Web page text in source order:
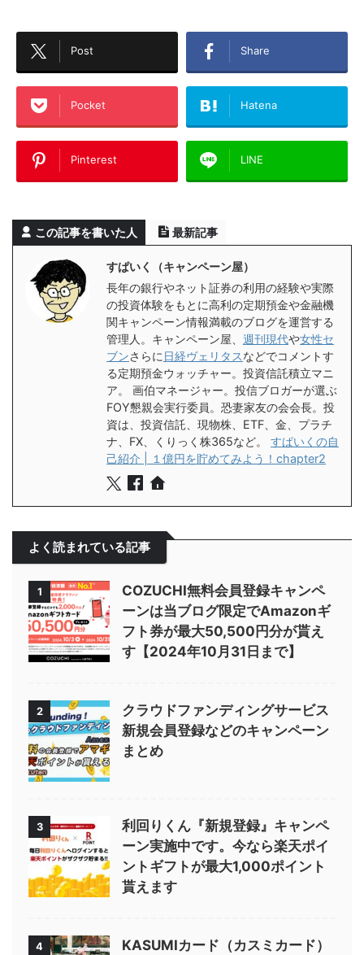
Post Share
Pocket Hatena
Pinterest LINE
この記事を書いた人 最新記事
すぱいく（キャンペーン屋）
長年の銀行やネット証券の利用の経験や実際
の投資体験をもとに高利の定期預金や金融機
関キャンペーン情報満載のブログを運営する
管理人。キャンペーン屋、 週刊現代や女性セ
ブンさらに 日経ヴェリタスなどでコメントす
る定期預金ウォッチャー。投資信託積立マニ
ア。 画伯マネージャー。投信ブロガーが選ぶ
FOY懇親会実行委員。恐妻家友の会会長。投
資は、投資信託、現物株、ETF、金、プラチ
ナ、FX、くりっく株365など。 すぱいくの自
己紹介 | １億円を貯めてみよう！chapter2
よく読まれている記事
1
COZUCHI無料会員登録キャンペ
ーンは当ブログ限定でAmazonギ
フト券が最大50,500円分が貰え
す【2024年10月31日まで】
2
クラウドファンディングサービス
新規会員登録などのキャンペーン
まとめ
3
利回りくん『新規登録』キャンペ
ーン実施中です。今なら楽天ポイ
ントギフトが最大1,000ポイント
貰えます
4
KASUMIカード（カスミカード）